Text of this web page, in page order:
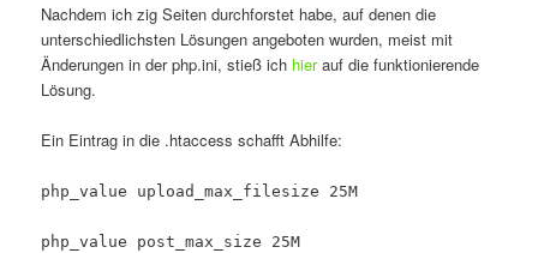
Nachdem ich zig Seiten durchforstet habe, auf denen die
unterschiedlichsten Lösungen angeboten wurden, meist mit
Änderungen in der php.ini, stieß ich hierauf die funktionierende
Lösung.
Ein Eintrag in die .htaccess schafft Abhilfe:
php_value upload_max_filesize 25M
php_value post_max_size 25M